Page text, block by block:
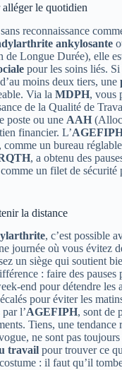
le quotidien
reconnaissance
ankylosante
Longue Durée), elle
pour les soins liés.
moins deux tiers, une
Via la MDPH, vous
de la Qualité de
poste ou une AAH
financier. L’
un bureau
, a obtenu des
comme un filet de
la distance
, c’est possible
journée où vous évitez
un siège qui soutient
: faire des pauses
end pour détendre les
pour éviter les
l’AGEFIPH, sont de
Tiens, une tendance
ne sont pas
travail pour trouver ce
: il faut qu’il